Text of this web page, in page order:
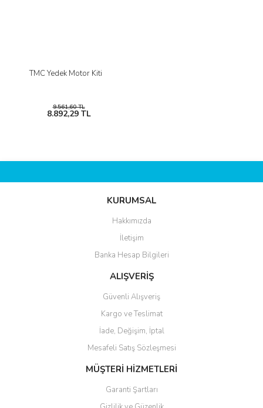
TMC Yedek Motor Kiti
9.561,60 TL
8.892,29 TL
KURUMSAL
Hakkımızda
İletişim
Banka Hesap Bilgileri
ALIŞVERİŞ
Güvenli Alışveriş
Kargo ve Teslimat
İade, Değişim, İptal
Mesafeli Satış Sözleşmesi
MÜŞTERİ HİZMETLERİ
Garanti Şartları